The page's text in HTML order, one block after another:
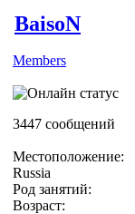
BaisoN
Members
3447 сообщений
Местоположение:
Russia
Род занятий:
Возраст: